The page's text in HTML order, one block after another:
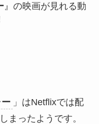
』の映画が見れる動
」はNetflixでは配
まったようです。